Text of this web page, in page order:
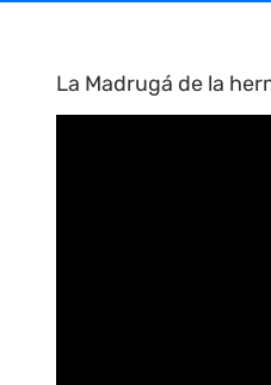
La Madrugá de la